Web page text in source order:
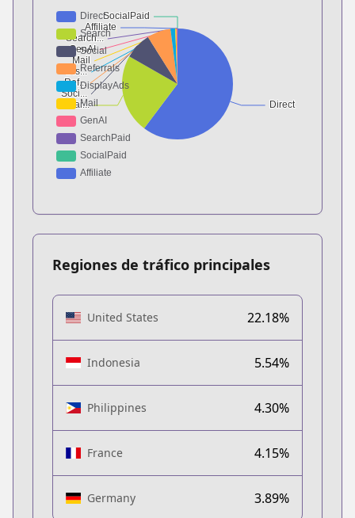
Regiones de tráfico principales
United States 22.18%
Indonesia 5.54%
Philippines 4.30%
France 4.15%
Germany 3.89%